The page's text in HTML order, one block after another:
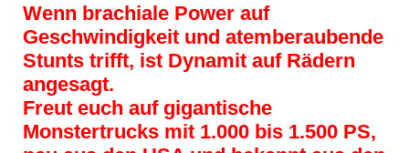
Wenn brachiale Power auf
Geschwindigkeit und atemberaubende
Stunts trifft, ist Dynamit auf Rädern
angesagt.
Freut euch auf gigantische
Monstertrucks mit 1.000 bis 1.500 PS,